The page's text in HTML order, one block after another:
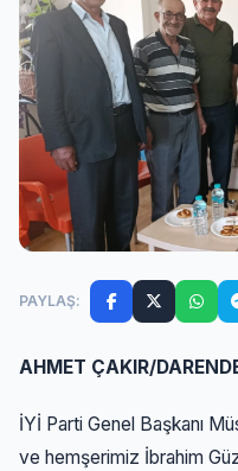
PAYLAŞ:
AHMET ÇAKIR/
İYİ Parti Genel Başkanı
ve hemşerimiz İbrahim